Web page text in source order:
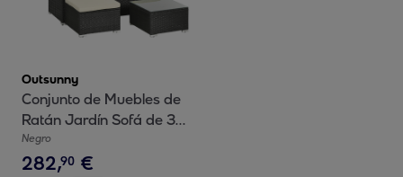
Outsunny
Conjunto de Muebles de
Ratán Jardín Sofá de 3
Plazas Mesa de Centro
Reposapiés
Negro
282,90 €